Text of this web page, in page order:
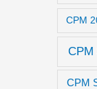
CPM
CPM
CPM